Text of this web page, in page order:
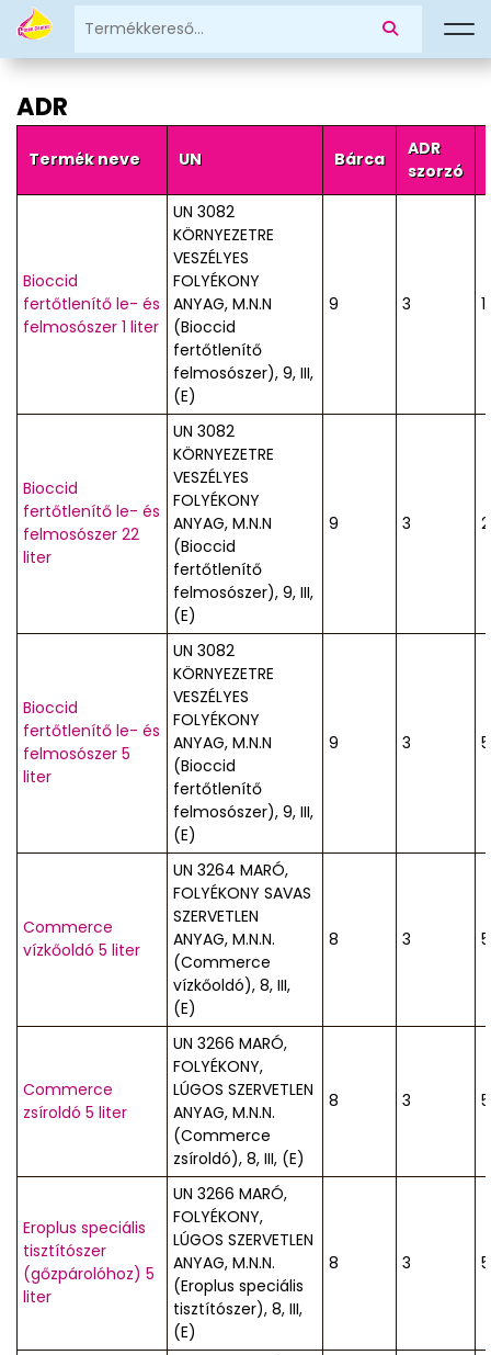
ADR
Termék neve UN Bárca
ADR
szorzó
Bioccid
fertőtlenítő le- és
felmosószer 1 liter
UN 3082
KÖRNYEZETRE
VESZÉLYES
FOLYÉKONY
ANYAG, M.N.N
(Bioccid
fertőtlenítő
felmosószer), 9, III,
(E)
9 3
Bioccid
fertőtlenítő le- és
felmosószer 22
liter
UN 3082
KÖRNYEZETRE
VESZÉLYES
FOLYÉKONY
ANYAG, M.N.N
(Bioccid
fertőtlenítő
felmosószer), 9, III,
(E)
9 3
Bioccid
fertőtlenítő le- és
felmosószer 5
liter
UN 3082
KÖRNYEZETRE
VESZÉLYES
FOLYÉKONY
ANYAG, M.N.N
(Bioccid
fertőtlenítő
felmosószer), 9, III,
(E)
9 3
Commerce
vízkőoldó 5 liter
UN 3264 MARÓ,
FOLYÉKONY SAVAS
SZERVETLEN
ANYAG, M.N.N.
(Commerce
vízkőoldó), 8, III,
(E)
8 3
Commerce
zsíroldó 5 liter
UN 3266 MARÓ,
FOLYÉKONY,
LÚGOS SZERVETLEN
ANYAG, M.N.N.
(Commerce
zsíroldó), 8, III, (E)
8 3
Eroplus speciális
tisztítószer
(gőzpárolóhoz) 5
liter
UN 3266 MARÓ,
FOLYÉKONY,
LÚGOS SZERVETLEN
ANYAG, M.N.N.
(Eroplus speciális
tisztítószer), 8, III,
(E)
8 3